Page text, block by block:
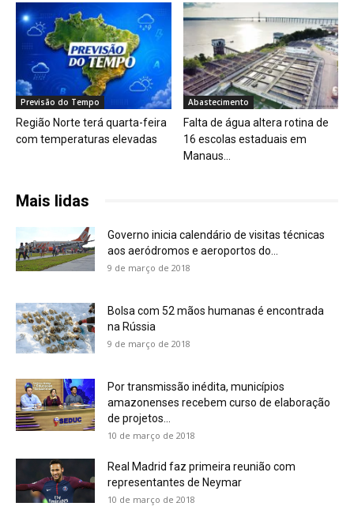
Previsão do Tempo
Região Norte terá quarta-feira
com temperaturas elevadas
Abastecimento
Falta de água altera rotina de
16 escolas estaduais em
Manaus...
Mais lidas
Governo inicia calendário de visitas técnicas
aos aeródromos e aeroportos do...
9 de março de 2018
Bolsa com 52 mãos humanas é encontrada
na Rússia
9 de março de 2018
Por transmissão inédita, municípios
amazonenses recebem curso de elaboração
de projetos...
10 de março de 2018
Real Madrid faz primeira reunião com
representantes de Neymar
10 de março de 2018